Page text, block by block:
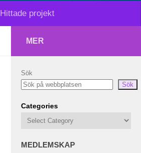
Hittade projekt
MER
Sök
Sök
Categories
MEDLEMSKAP